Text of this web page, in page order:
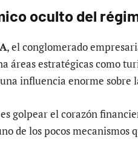
oculto del
, el conglomerado
áreas estratégicas como
influencia enorme sobre
golpear el corazón
de los pocos mecanismos